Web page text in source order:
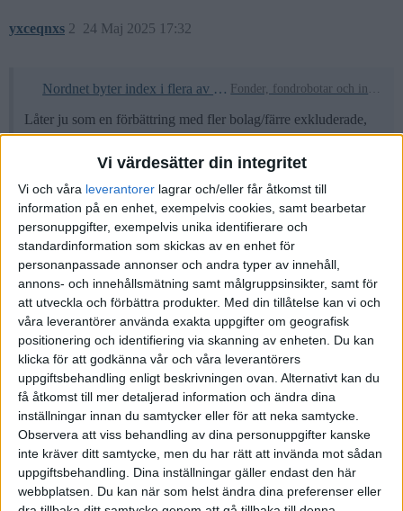
Vi värdesätter din integritet
Vi och våra leverantorer lagrar och/eller får åtkomst till
information på en enhet, exempelvis cookies, samt bearbetar
personuppgifter, exempelvis unika identifierare och
standardinformation som skickas av en enhet för
personanpassade annonser och andra typer av innehåll,
annons- och innehållsmätning samt målgruppsinsikter, samt för
att utveckla och förbättra produkter. Med din tillåtelse kan vi och
våra leverantörer använda exakta uppgifter om geografisk
positionering och identifiering via skanning av enheten. Du kan
klicka för att godkänna vår och våra leverantörers
uppgiftsbehandling enligt beskrivningen ovan. Alternativt kan du
få åtkomst till mer detaljerad information och ändra dina
inställningar innan du samtycker eller för att neka samtycke.
Observera att viss behandling av dina personuppgifter kanske
inte kräver ditt samtycke, men du har rätt att invända mot sådan
uppgiftsbehandling. Dina inställningar gäller endast den här
webbplatsen. Du kan när som helst ändra dina preferenser eller
yxceqnxs 24 Maj 2025 17:32
2
Nordnet byter index i flera av sina fonder Fonder, fondrobotar och indexfonder
Låter ju som en förbättring med fler bolag/färre exkluderade,
men är det så enkelt? Kommer vissa som inkluderas idag att
exkluderas till förmån för fler, men mindre viktiga et.c.?
1 gillning
Liknande ämnen du kan gilla
Ämne Svar Visningar
Aktivitet
Globala index går upp, globala
fonder går ner, varför?
Fonder, fondrobotar och indexfonder
22 945November
Nordnet Global Index 0,32%
dold avgift
Fonder, fondrobotar och indexfonder
14 1618
10 Februari
2026